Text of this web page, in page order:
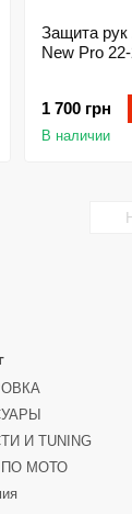
Защита
New Pro
1 700 грн
В наличии
И ТUNING
МОТО